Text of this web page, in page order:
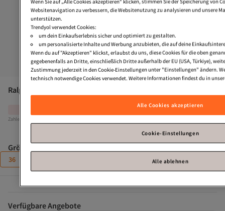
Ralph Lauren
Zahle deine Rechnung innerhalb von 30 Tagen – kostenfrei.
Größe
36 41 41,5
Verfügbare Angebote
Websitenavigation zu verbessern, die Websitenutzung zu analysieren und unsere
unterstützen.
Trendyol verwendet Cookies:
um dein Einkaufserlebnis sicher und optimiert zu gestalten.
um personalisierte Inhalte und Werbung anzubieten, die auf deine
Wenn du auf "Akzeptieren" klickst, erlaubst du uns, diese Cookies für die oben
gegebenenfalls an Dritte, einschließlich Dritte außerhalb der EU (USA, Türkiye),
Zustimmung jederzeit in den Cookie-Einstellungen unter "Einstellungen" ändern.
technisch notwendige Cookies verwendet. Weitere Informationen findest du in
Alle Cookies akzeptieren
Cookie-Einstellungen
Alle ablehnen